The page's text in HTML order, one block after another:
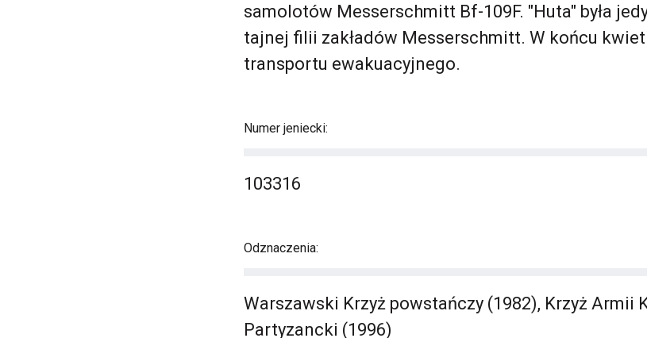
samolotów Messerschmitt Bf-109F. "Huta" była
tajnej filii zakładów Messerschmitt. W końcu
transportu ewakuacyjnego.
Numer jeniecki:
103316
Odznaczenia:
Warszawski Krzyż powstańczy (1982), Krzyż Armii
Partyzancki (1996)